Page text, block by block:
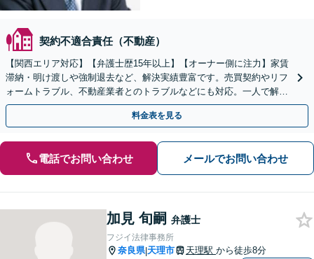
契約不適合責任（不動産）
【関西エリア対応】【弁護士歴15年以上】【オーナー側に注力】家賃
滞納・明け渡しや強制退去など、解決実績豊富です。売買契約やリフ
ォームトラブル、不動産業者とのトラブルなどにも対応。一人で解決
しようとする前に、遠慮なくご相談ください。
料金表を見る
電話でお問い合わせ メールでお問い合わせ
加見 旬嗣 弁護士
フジイ法律事務所
奈良県|天理市 天理駅 から徒歩8分